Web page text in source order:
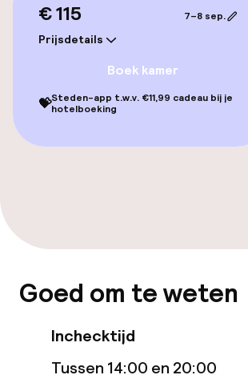
Entertainment
Gratis wifi
Vrijgezellenfeesten of
€ 115
Prijsdetails
7–8 sep.
Boek kamer
💝Steden-app t.w.v. €11,99 cadeau bij je
hotelboeking
Goed om te weten
Inchecktijd
Tussen 14:00 en 20:00